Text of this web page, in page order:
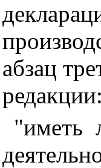
абзац
редакции:
"иметь